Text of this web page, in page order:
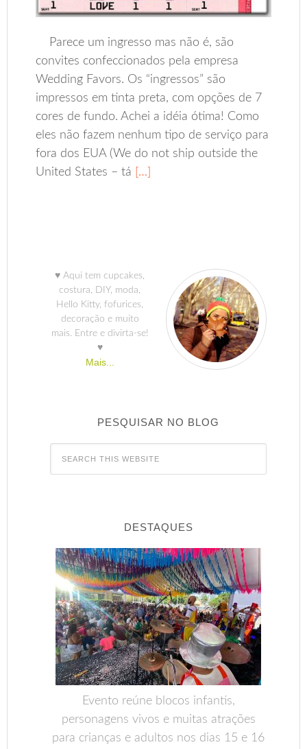
Parece um ingresso mas não é, são
convites confeccionados pela empresa
Wedding Favors. Os “ingressos” são
impressos em tinta preta, com opções de 7
cores de fundo. Achei a idéia ótima! Como
eles não fazem nenhum tipo de serviço para
fora dos EUA (We do not ship outside the
United States – tá […]
♥ Aqui tem cupcakes,
costura, DIY, moda,
Hello Kitty, fofurices,
decoração e muito
mais. Entre e divirta-se!
♥
Mais...
PESQUISAR NO BLOG
DESTAQUES
Evento reúne blocos infantis,
personagens vivos e muitas atrações
para crianças e adultos nos dias 15 e 16